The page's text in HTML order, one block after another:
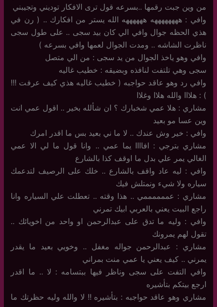
من وين جبت رقمها ..بسرعه قول ترى الافكار توديني وتجيبني
وافي : ههههههههه ههههههه الله يستر من افكارك .. ( رن في
هذي الحظه جوال وافي الي كان بيد سجى .. على طول سجى
ناظرت الشاشه .. ومدت الجوال لعمها وافي بسرعه )
وافي وهو ياخذ الجوال من يد سجى : من الي متصل
سجى وهي تلتفت لنافذه وبضيقه : خطيب غاليه
وافي رد وهو عاقد حواجبه ( خطيب غاليه هذي كيف عرفت !!!
) : هلااا والله هلاا وغلاا
مشاري : هلا عمي شخبارك ؟ ان شألله بخير .. اقول عمي انت
وين عسا مو بعيد
وافي : خير وش عندك .. لا ما ني بعيد بس ما اقدر امرك
مشاري بترجي : افاااا يما عمي .. وانا قول ما لي الا عمي
الغالي يمر علي بدل ما اوقف كذا بالشارع
وافي : ليه عاد واقف بالشارع .. خلك على الرصيف لتدعمك
سياره ولا شيء ونمتلش فيك
مشاري : عممممممي .. هذا وقته .. تعطلت علي السياره وانا
راجع البيت يعني بالعربي ابيك تمرني
وافي : وليه ما تدق على عبدالرحمن او واحد من اخويائك ..
تقول لهم يمرونك
مشاري : عبدالرحمن جواله مغفل .. وخويي بعيد ما يقدر
يمرني .. كيف يعني يا عمي منت بمراني
وافي التفت على سجى وناظر فيها ببتسامه : لا .. ما اقدر
ارجع بيتكم بتأشيره
مشاري وهو عاقد حواجبه : بتأشيره !! لا والله وليه حظرتك ما